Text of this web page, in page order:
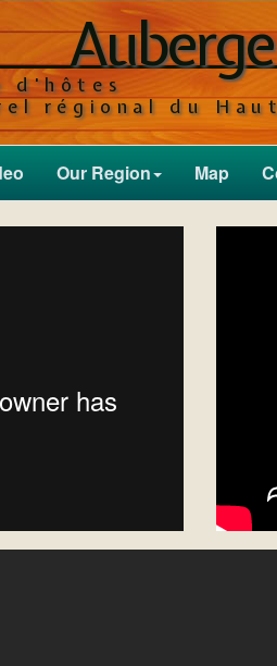
Auberge
d'hôtes
régional du
Our Region Map